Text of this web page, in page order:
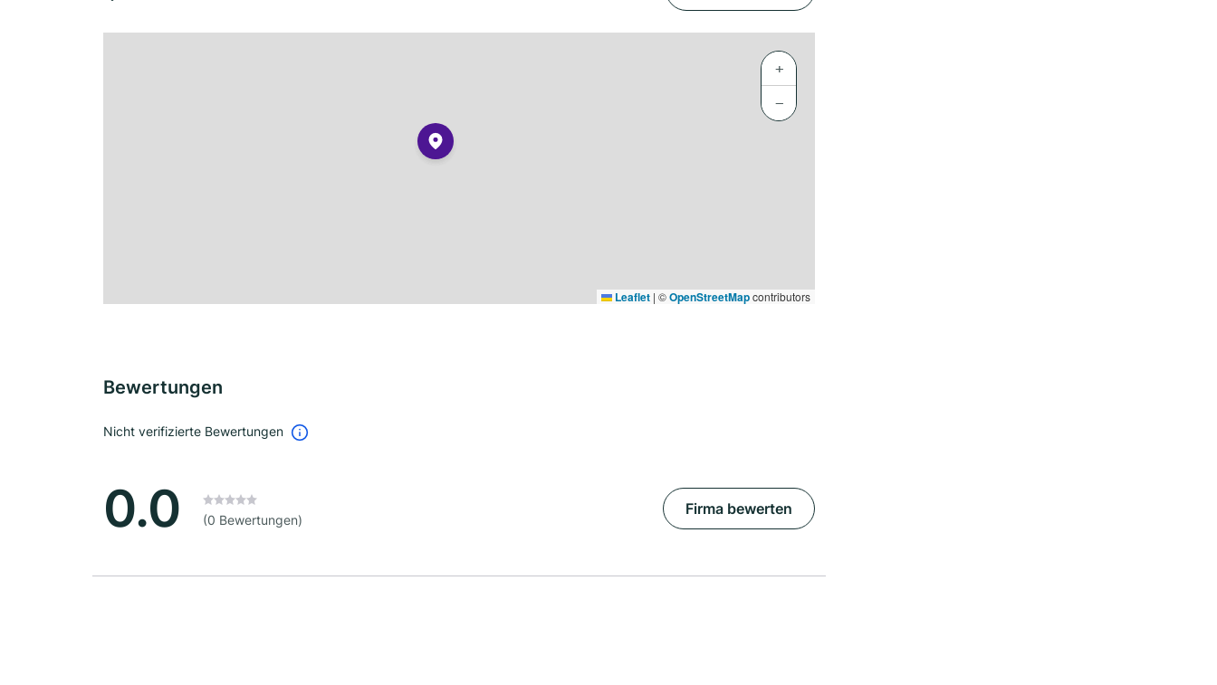
+
−
Leaflet | ©OpenStreetMapcontributors
Bewertungen
Nicht verifizierte Bewertungen
0.0 (0 Bewertungen)
Firma bewerten